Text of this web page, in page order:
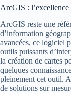
ArcGIS : l’excellence
ArcGIS reste une
d’information
avancées, ce logiciel
outils puissants
la création de cartes
quelques
pleinement cet outil.
de solutions sur